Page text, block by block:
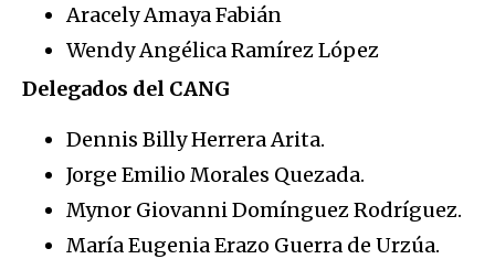
Aracely Amaya Fabián
Wendy Angélica Ramírez López
Delegados del CANG
Dennis Billy Herrera Arita.
Jorge Emilio Morales Quezada.
Mynor Giovanni Domínguez Rodríguez.
María Eugenia Erazo Guerra de Urzúa.